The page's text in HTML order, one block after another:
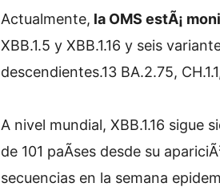
Actualmente, la OMS estÃ¡
XBB.1.5 y XBB.1.16 y seis
descendientes.13 BA.2.75,
A nivel mundial, XBB.1.16 sigue
de 101 paÃ­ses desde su
secuencias en la semana